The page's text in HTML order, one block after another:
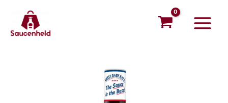
springen
Menu